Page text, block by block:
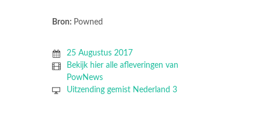
Bron: Powned
25 Augustus 2017
Bekijk hier alle afleveringen van
PowNews
Uitzending gemist Nederland 3